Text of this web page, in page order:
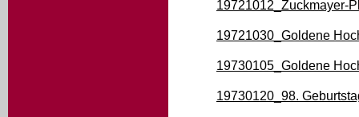
19721012_Zuckmayer-
19721030_Goldene
19730105_Goldene
19730120_98.